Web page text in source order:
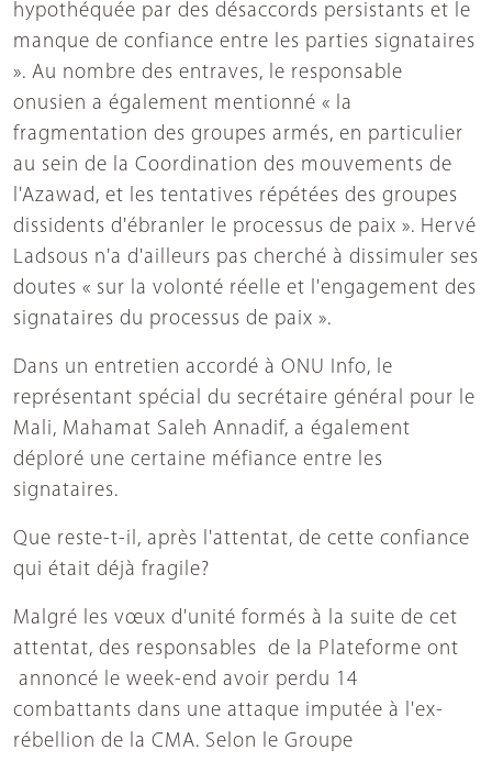
hypothéquée par des désaccords persistants et le
manque de confiance entre les parties signataires
». Au nombre des entraves, le responsable
onusien a également mentionné « la
fragmentation des groupes armés, en particulier
au sein de la Coordination des mouvements de
l'Azawad, et les tentatives répétées des groupes
dissidents d'ébranler le processus de paix ». Hervé
Ladsous n'a d'ailleurs pas cherché à dissimuler ses
doutes « sur la volonté réelle et l'engagement des
signataires du processus de paix ».
Dans un entretien accordé à ONU Info, le
représentant spécial du secrétaire général pour le
Mali, Mahamat Saleh Annadif, a également
déploré une certaine méfiance entre les
signataires.
Que reste-t-il, après l'attentat, de cette confiance
qui était déjà fragile?
Malgré les vœux d'unité formés à la suite de cet
attentat, des responsables de la Plateforme ont
annoncé le week-end avoir perdu 14
combattants dans une attaque imputée à l'ex-
rébellion de la CMA. Selon le Groupe